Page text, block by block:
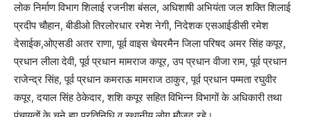
लोक निर्माण विभाग शिलाई रजनीश बंसल, अधिशाषी अभियंता जल शक्ति शिलाई
प्रदीप चौहान, बीडीओ तिरलोरधार रमेश नेगी, निदेशक एसआईडीसी रमेश
देसाईक,ओएसडी अतर राणा, पूर्व वाइस चेयरमैन जिला परिषद अमर सिंह कपूर,
प्रधान लीला देवी, पूर्व प्रधान मामराज कपूर, उप प्रधान वीजा राम, पूर्व प्रधान
राजेन्द्र सिंह, पूर्व प्रधान कमराऊ मामराज ठाकुर, पूर्व प्रधान पम्मता रघुवीर
कपूर, दयाल सिंह ठेकेदार, शशि कपूर सहित विभिन्न विभागों के अधिकारी तथा